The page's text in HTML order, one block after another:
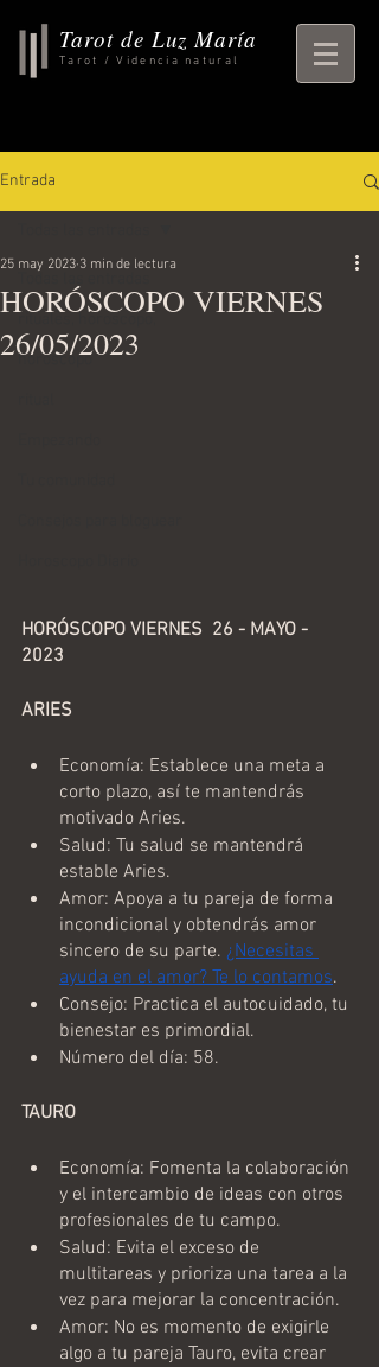
Tarot de Luz María
Tarot / Videncia natural
Entrada
horoscopo
HORÓSCOPO VIERNES
26/05/2023
25 may 2023 3 min de lectura
HORÓSCOPO VIERNES  26 - MAYO -
2023
ARIES
Economía: Establece una meta a
corto plazo, así te mantendrás
motivado Aries.
Salud: Tu salud se mantendrá
estable Aries.
Amor: Apoya a tu pareja de forma
incondicional y obtendrás amor
sincero de su parte. ¿Necesitas
ayuda en el amor? Te lo contamos.
Consejo: Practica el autocuidado, tu
bienestar es primordial.
Número del día: 58.
TAURO
Economía: Fomenta la colaboración
y el intercambio de ideas con otros
profesionales de tu campo.
Salud: Evita el exceso de
multitareas y prioriza una tarea a la
vez para mejorar la concentración.
Amor: No es momento de exigirle
algo a tu pareja Tauro, evita crear